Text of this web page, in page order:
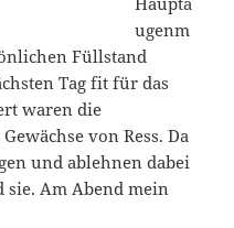
ugenm
Füllstand
Tag fit für das
waren die
von Ress. Da
und ablehnen dabei
sie. Am Abend mein